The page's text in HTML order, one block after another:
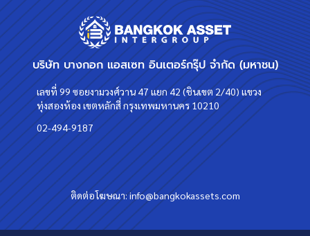
บริษัท บางกอก แอสเซท อินเตอร์กรุ๊ป จำกัด (มหาชน)
เลขที่ 99 ซอยงามวงศ์วาน 47 แยก 42 (ชินเขต 2/40) แขวง
ทุ่งสองห้อง เขตหลักสี่ กรุงเทพมหานคร 10210
02-494-9187
ติดต่อโฆษณา:info@bangkokassets.com